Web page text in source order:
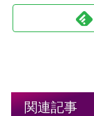
関連記事